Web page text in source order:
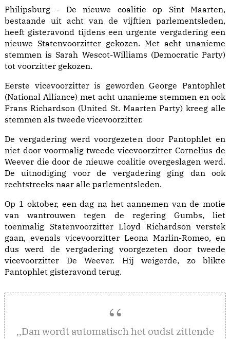
Philipsburg - De nieuwe coalitie op Sint Maarten,
bestaande uit acht van de vijftien parlementsleden,
heeft gisteravond tijdens een urgente vergadering een
nieuwe Statenvoorzitter gekozen. Met acht unanieme
stemmen is Sarah Wescot-Williams (Democratic Party)
tot voorzitter gekozen.
Eerste vicevoorzitter is geworden George Pantophlet
(National Alliance) met acht unanieme stemmen en ook
Frans Richardson (United St. Maarten Party) kreeg alle
stemmen als tweede vicevoorzitter.
De vergadering werd voorgezeten door Pantophlet en
niet door voormalig tweede vicevoorzitter Cornelius de
Weever die door de nieuwe coalitie overgeslagen werd.
De uitnodiging voor de vergadering ging dan ook
rechtstreeks naar alle parlementsleden.
Op 1 oktober, een dag na het aannemen van de motie
van wantrouwen tegen de regering Gumbs, liet
toenmalig Statenvoorzitter Lloyd Richardson verstek
gaan, evenals vicevoorzitter Leona Marlin-Romeo, en
dus werd de vergadering voorgezeten door tweede
vicevoorzitter De Weever. Hij weigerde, zo blikte
Pantophlet gisteravond terug.
,,Dan wordt automatisch het oudst zittende